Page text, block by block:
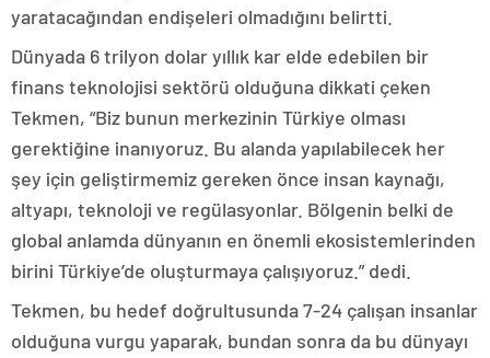
yaratacağından endişeleri olmadığını belirtti.
Dünyada 6 trilyon dolar yıllık kar elde edebilen bir
finans teknolojisi sektörü olduğuna dikkati çeken
Tekmen, “Biz bunun merkezinin Türkiye olması
gerektiğine inanıyoruz. Bu alanda yapılabilecek her
şey için geliştirmemiz gereken önce insan kaynağı,
altyapı, teknoloji ve regülasyonlar. Bölgenin belki de
global anlamda dünyanın en önemli ekosistemlerinden
birini Türkiye’de oluşturmaya çalışıyoruz.” dedi.
Tekmen, bu hedef doğrultusunda 7-24 çalışan insanlar
olduğuna vurgu yaparak, bundan sonra da bu dünyayı